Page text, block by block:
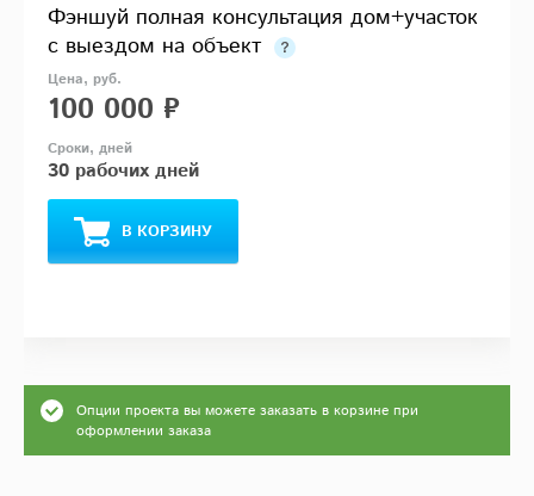
Фэншуй полная консультация дом+участок
с выездом на объект
100 000 ₽
30 рабочих дней
В КОРЗИНУ
Опции проекта вы можете заказать в корзине при
оформлении заказа